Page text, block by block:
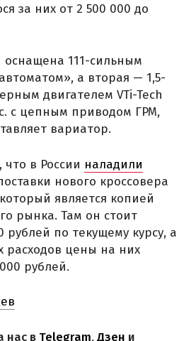
за них от 2 500 000 до
111-сильным
а вторая — 1,5-
двигателем VTi-Tech
с цепным приводом ГРМ,
вариатор.
, что в России наладили
нового кроссовера
является копией
рынка. Там он стоит
по текущему курсу, а
расходов цены на них
рублей.
нас в Telegram,Дзен и